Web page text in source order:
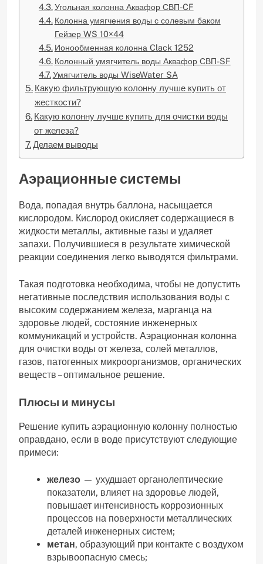
Угольная колонна Аквафор СВП-CF
Колонна умягчения воды с солевым баком
Гейзер WS 10×44
Ионообменная колонна Clack 1252
Колонный умягчитель воды Аквафор СВП-SF
Умягчитель воды WiseWater SA
Какую фильтрующую колонну лучше купить от
жесткости?
Какую колонну лучше купить для очистки воды
от железа?
Делаем выводы
Аэрационные системы
Вода, попадая внутрь баллона, насыщается
кислородом. Кислород окисляет содержащиеся в
жидкости металлы, активные газы и удаляет
запахи. Получившиеся в результате химической
реакции соединения легко выводятся фильтрами.
Такая подготовка необходима, чтобы не допустить
негативные последствия использования воды с
высоким содержанием железа, марганца на
здоровье людей, состояние инженерных
коммуникаций и устройств. Аэрационная колонна
для очистки воды от железа, солей металлов,
газов, патогенных микроорганизмов, органических
веществ – оптимальное решение.
Плюсы и минусы
Решение купить аэрационную колонну полностью
оправдано, если в воде присутствуют следующие
примеси:
железо — ухудшает органолептические
показатели, влияет на здоровье людей,
повышает интенсивность коррозионных
процессов на поверхности металлических
деталей инженерных систем;
метан, образующий при контакте с воздухом
взрывоопасную смесь;